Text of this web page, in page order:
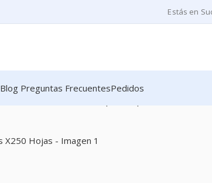
Estás en
Blog Preguntas FrecuentesPedidos